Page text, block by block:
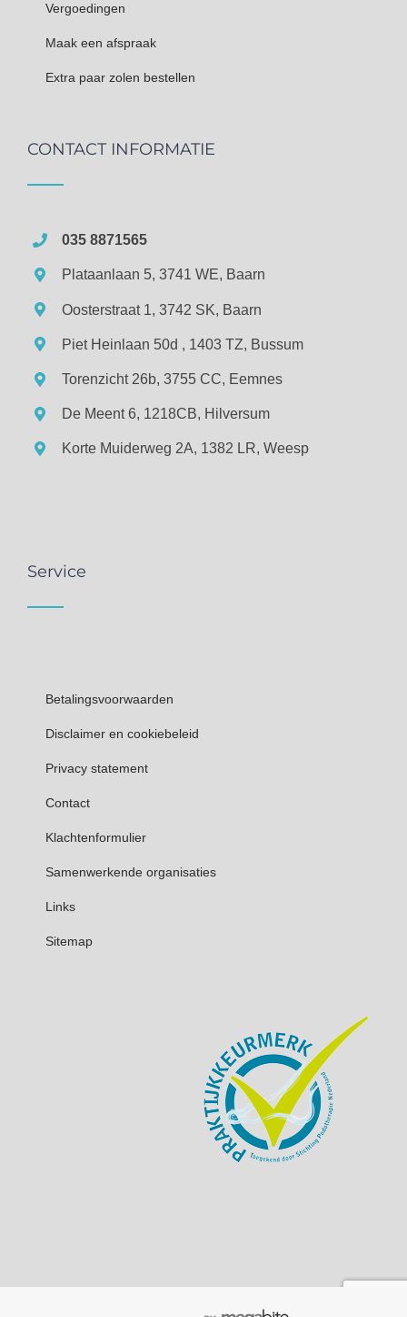
Vergoedingen
Maak een afspraak
Extra paar zolen bestellen
CONTACT INFORMATIE
035 8871565
Plataanlaan 5, 3741 WE, Baarn
Oosterstraat 1, 3742 SK, Baarn
Piet Heinlaan 50d , 1403 TZ, Bussum
Torenzicht 26b, 3755 CC, Eemnes
De Meent 6, 1218CB, Hilversum
Korte Muiderweg 2A, 1382 LR, Weesp
Service
Betalingsvoorwaarden
Disclaimer en cookiebeleid
Privacy statement
Contact
Klachtenformulier
Samenwerkende organisaties
Links
Sitemap